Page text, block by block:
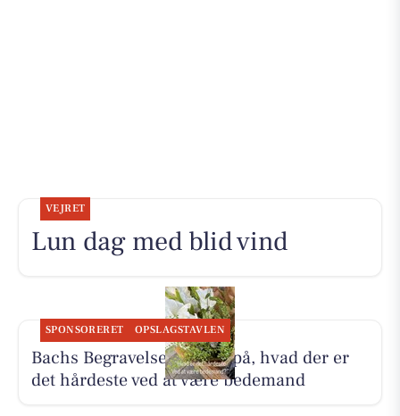
VEJRET
Lun dag med blid vind
SPONSORERET OPSLAGSTAVLEN
Bachs Begravelser svarer på, hvad der er
det hårdeste ved at være bedemand